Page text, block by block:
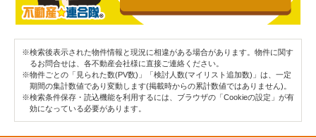
※検索後表示された物件情報と現況に相違がある場合があります。物件に関す
るお問合せは、各不動産会社様に直接ご連絡ください。
※物件ごとの「見られた数(PV数)」「検討人数(マイリスト追加数)」は、一定
期間の集計数値であり変動します(掲載時からの累計数値ではありません)。
※検索条件保存・読込機能を利用するには、ブラウザの「Cookieの設定」が有
効になっている必要があります。